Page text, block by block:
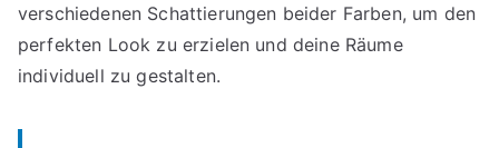
verschiedenen Schattierungen beider Farben, um den
perfekten Look zu erzielen und deine Räume
individuell zu gestalten.